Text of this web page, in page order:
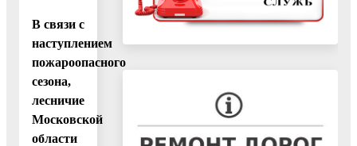
В связи с
наступлением
пожароопасного
сезона,
лесничие
Московской
области